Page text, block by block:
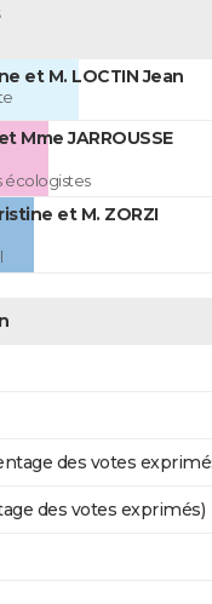
et M. LOCTIN Jean
Mme JARROUSSE
écologistes
et M. ZORZI
des votes
des votes exprimés)